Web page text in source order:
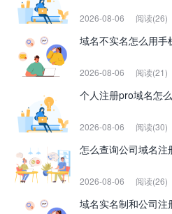
2026-08-06 阅读(26)
域名不实名怎么用手
2026-08-06 阅读(21)
个人注册pro域名怎
2026-08-06 阅读(30)
怎么查询公司域名注
2026-08-06 阅读(26)
域名实名制和公司注